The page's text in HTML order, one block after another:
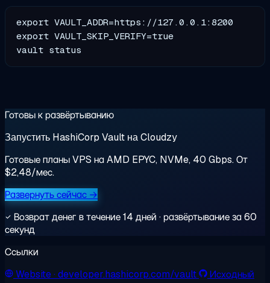
export VAULT_ADDR=https://127.0.0.1:8200
export VAULT_SKIP_VERIFY=true
Готовы к развёртыванию
Запустить HashiCorp Vault на Cloudzy
Готовые планы VPS на AMD EPYC, NVMe, 40 Gbps. От
$2,48/мес.
Развернуть сейчас →
Возврат денег в течение 14 дней · развёртывание за 60
секунд
Ссылки
Website· developer.hashicorp.com/vault
Исходный